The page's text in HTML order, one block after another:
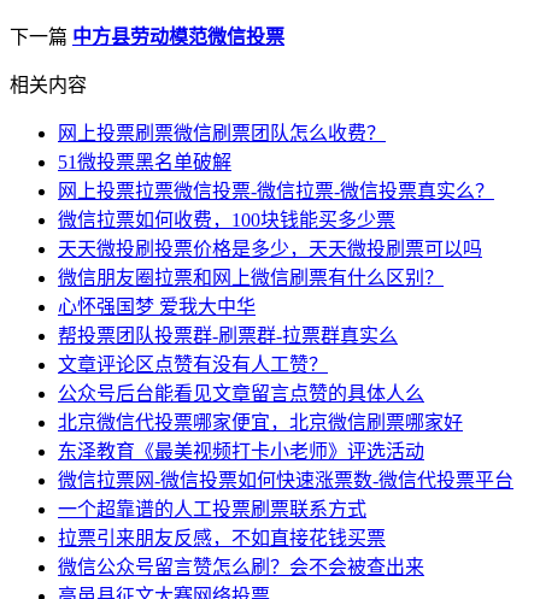
下一篇 中方县劳动模范微信投票
相关内容
网上投票刷票微信刷票团队怎么收费？
51微投票黑名单破解
网上投票拉票微信投票-微信拉票-微信投票真实么？
微信拉票如何收费，100块钱能买多少票
天天微投刷投票价格是多少，天天微投刷票可以吗
微信朋友圈拉票和网上微信刷票有什么区别？
心怀强国梦 爱我大中华
帮投票团队投票群-刷票群-拉票群真实么
文章评论区点赞有没有人工赞？
公众号后台能看见文章留言点赞的具体人么
北京微信代投票哪家便宜，北京微信刷票哪家好
东泽教育《最美视频打卡小老师》评选活动
微信拉票网-微信投票如何快速涨票数-微信代投票平台
一个超靠谱的人工投票刷票联系方式
拉票引来朋友反感，不如直接花钱买票
微信公众号留言赞怎么刷？会不会被查出来